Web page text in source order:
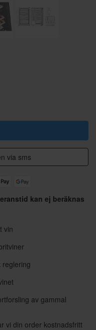
via sms
kan ej beräknas
vin
reglering
av gammal
vi din order kostnadsfritt